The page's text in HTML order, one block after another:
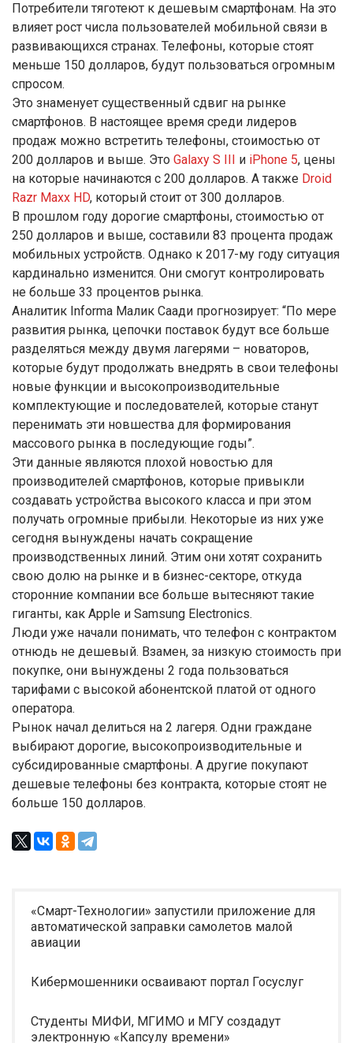
Потребители тяготеют к дешевым смартфонам. На это
влияет рост числа пользователей мобильной связи в
развивающихся странах. Телефоны, которые стоят
меньше 150 долларов, будут пользоваться огромным
спросом.
Это знаменует существенный сдвиг на рынке
смартфонов. В настоящее время среди лидеров
продаж можно встретить телефоны, стоимостью от
200 долларов и выше. Это Galaxy S III и iPhone 5, цены
на которые начинаются с 200 долларов. А также Droid
Razr Maxx HD, который стоит от 300 долларов.
В прошлом году дорогие смартфоны, стоимостью от
250 долларов и выше, составили 83 процента продаж
мобильных устройств. Однако к 2017-му году ситуация
кардинально изменится. Они смогут контролировать
не больше 33 процентов рынка.
Аналитик Informa Малик Саади прогнозирует: “По мере
развития рынка, цепочки поставок будут все больше
разделяться между двумя лагерями – новаторов,
которые будут продолжать внедрять в свои телефоны
новые функции и высокопроизводительные
комплектующие и последователей, которые станут
перенимать эти новшества для формирования
массового рынка в последующие годы”.
Эти данные являются плохой новостью для
производителей смартфонов, которые привыкли
создавать устройства высокого класса и при этом
получать огромные прибыли. Некоторые из них уже
сегодня вынуждены начать сокращение
производственных линий. Этим они хотят сохранить
свою долю на рынке и в бизнес-секторе, откуда
сторонние компании все больше вытесняют такие
гиганты, как Apple и Samsung Electronics.
Люди уже начали понимать, что телефон с контрактом
отнюдь не дешевый. Взамен, за низкую стоимость при
покупке, они вынуждены 2 года пользоваться
тарифами с высокой абонентской платой от одного
оператора.
Рынок начал делиться на 2 лагеря. Одни граждане
выбирают дорогие, высокопроизводительные и
субсидированные смартфоны. А другие покупают
дешевые телефоны без контракта, которые стоят не
больше 150 долларов.
«Смарт-Технологии» запустили приложение для
автоматической заправки самолетов малой
авиации
Кибермошенники осваивают портал Госуслуг
Студенты МИФИ, МГИМО и МГУ создадут
электронную «Капсулу времени»